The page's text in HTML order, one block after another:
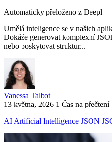
Automaticky přeloženo z Deepl
Umělá inteligence se v našich
Dokáže generovat komplexní
nebo poskytovat struktur...
Vanessa Talbot
13 května, 2026 1 Čas na přečtení
AI Artificial Intelligence JSON